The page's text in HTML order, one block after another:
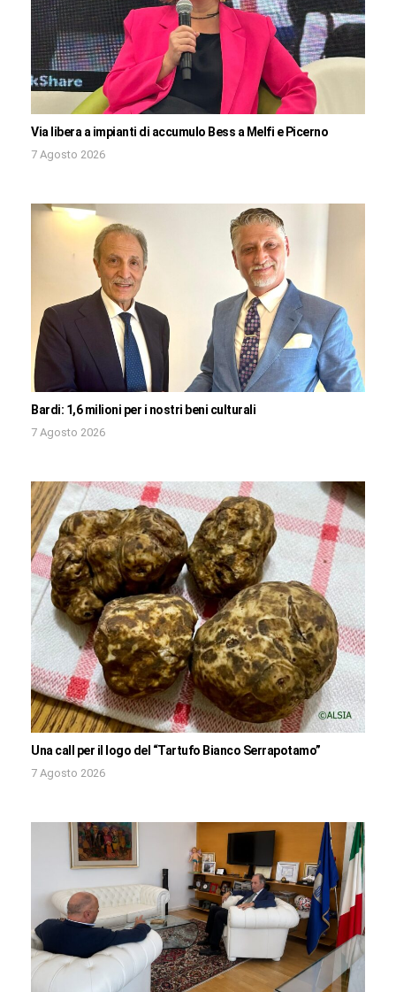
Via libera a impianti di accumulo Bess a Melfi e Picerno
7 Agosto 2026
Bardi: 1,6 milioni per i nostri beni culturali
7 Agosto 2026
Una call per il logo del “Tartufo Bianco Serrapotamo”
7 Agosto 2026